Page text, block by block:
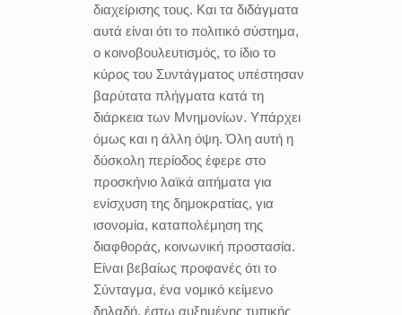
διαχείρισης τους. Και τα διδάγματα
αυτά είναι ότι το πολιτικό σύστημα,
ο κοινοβουλευτισμός, το ίδιο το
κύρος του Συντάγματος υπέστησαν
βαρύτατα πλήγματα κατά τη
διάρκεια των Μνημονίων. Υπάρχει
όμως και η άλλη όψη. Όλη αυτή η
δύσκολη περίοδος έφερε στο
προσκήνιο λαϊκά αιτήματα για
ενίσχυση της δημοκρατίας, για
ισονομία, καταπολέμηση της
διαφθοράς, κοινωνική προστασία.
Είναι βεβαίως προφανές ότι το
Σύνταγμα, ένα νομικό κείμενο
δηλαδή, έστω αυξημένης τυπικής